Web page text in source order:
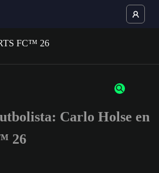
de 3 caracteres o números.
Carlo Holse en
26